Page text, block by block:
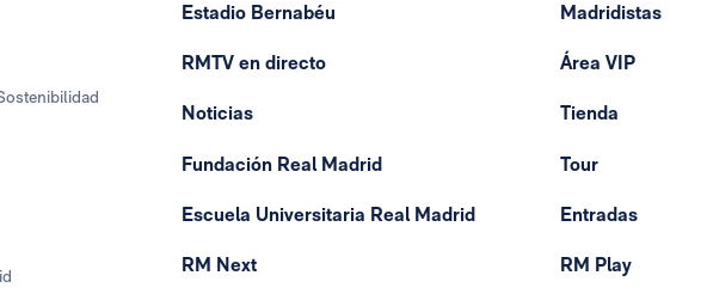
Estadio Bernabéu
RMTV en directo
Noticias
Fundación Real Madrid
Escuela Universitaria Real Madrid
RM Next
Madridistas
Área VIP
Tienda
Tour
Entradas
RM Play